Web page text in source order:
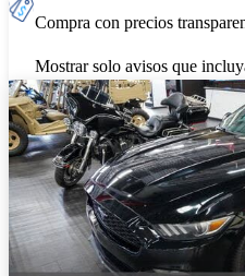
Compra con precios
Mostrar solo avisos que